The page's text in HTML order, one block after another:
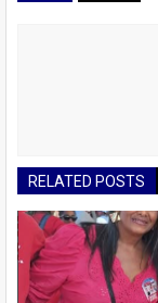
RELATED POSTS